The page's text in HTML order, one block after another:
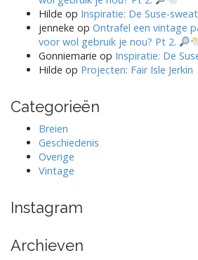
Hilde op Inspiratie: De Suse-
jenneke op Ontrafel een vintage
voor wol gebruik je nou? Pt 2.
Gonniemarie op Inspiratie: De
Hilde op Projecten: Fair Isle Jerkin
Categorieën
Breien
Geschiedenis
Overige
Vintage
Instagram
Archieven